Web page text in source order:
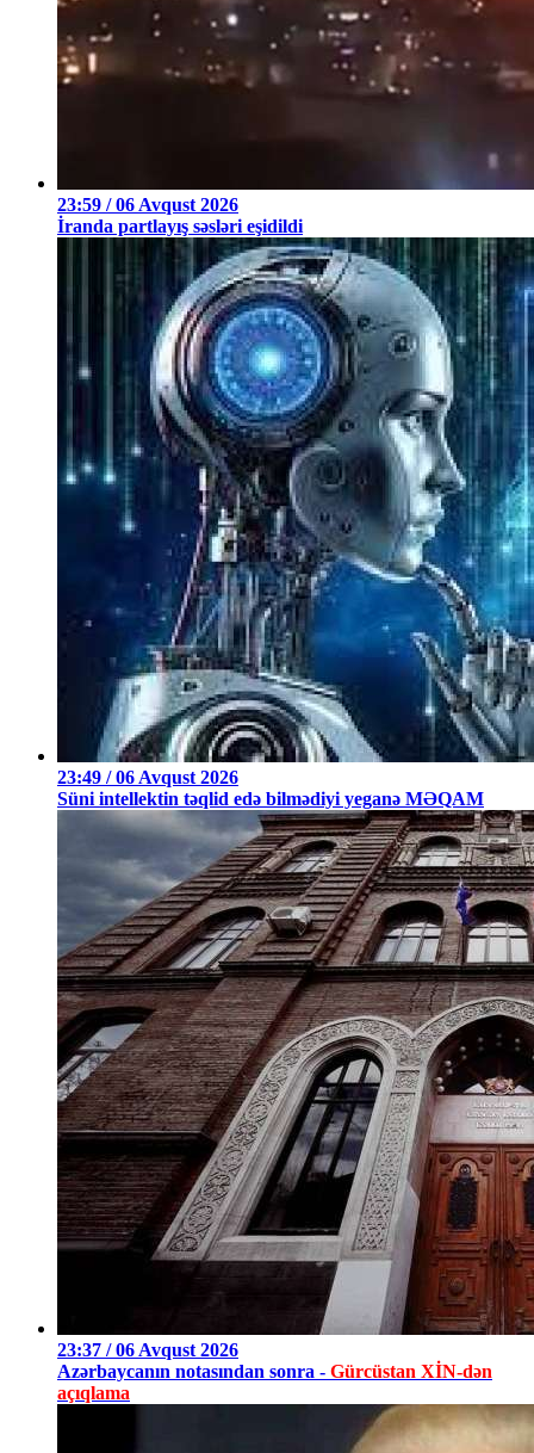
23:59 / 06 Avqust 2026
İranda partlayış səsləri eşidildi
23:49 / 06 Avqust 2026
Süni intellektin təqlid edə bilmədiyi yeganə MƏQAM
23:37 / 06 Avqust 2026
Azərbaycanın notasından sonra - Gürcüstan XİN-dən
açıqlama